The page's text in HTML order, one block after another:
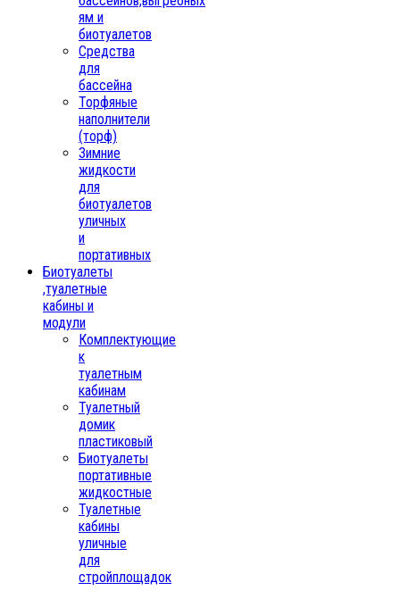
ям и
биотуалетов
Средства
для
бассейна
Торфяные
наполнители
(торф)
Зимние
жидкости
для
биотуалетов
уличных
и
портативных
Биотуалеты
,туалетные
кабины и
модули
Комплектующие
к
туалетным
кабинам
Туалетный
домик
пластиковый
Биотуалеты
портативные
жидкостные
Туалетные
кабины
уличные
для
стройплощадок